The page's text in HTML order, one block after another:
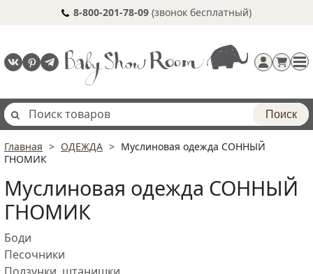
8-800-201-78-09 (звонок бесплатный)
Поиск
Главная ОДЕЖДА
Муслиновая одежда СОННЫЙ
ГНОМИК
Муслиновая одежда СОННЫЙ
ГНОМИК
Боди
Песочники